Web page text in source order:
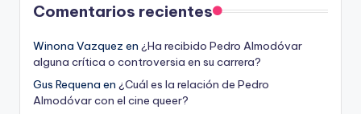
Comentarios recientes
Winona Vazquez en ¿Ha recibido Pedro Almodóvar
alguna crítica o controversia en su carrera?
Gus Requena en ¿Cuál es la relación de Pedro
Almodóvar con el cine queer?